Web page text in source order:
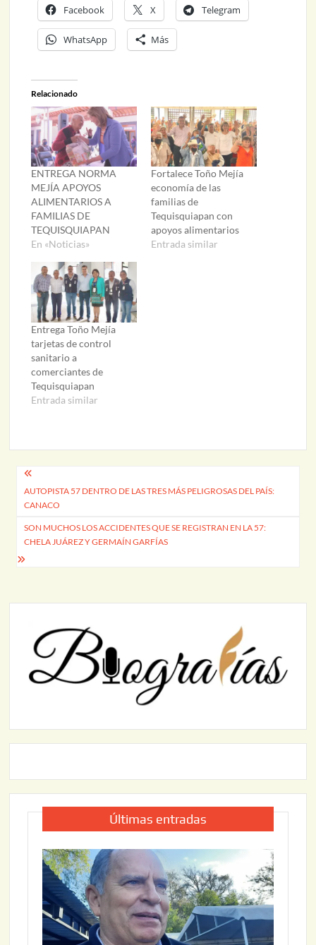
Facebook X Telegram
WhatsApp Más
Relacionado
ENTREGA NORMA
MEJÍA APOYOS
ALIMENTARIOS A
FAMILIAS DE
TEQUISQUIAPAN
En «Noticias»
Fortalece Toño Mejía
economía de las
familias de
Tequisquiapan con
apoyos alimentarios
Entrada similar
Entrega Toño Mejía
tarjetas de control
sanitario a
comerciantes de
Tequisquiapan
Entrada similar
Navegación
de
entradas
AUTOPISTA 57 DENTRO DE LAS TRES MÁS PELIGROSAS DEL PAÍS:
CANACO
SON MUCHOS LOS ACCIDENTES QUE SE REGISTRAN EN LA 57:
CHELA JUÁREZ Y GERMAÍN GARFÍAS
Últimas entradas